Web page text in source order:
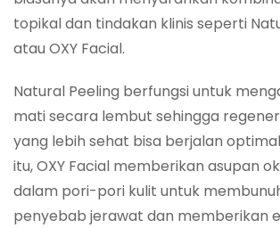
topikal dan tindakan klinis seperti
atau OXY Facial.
Natural Peeling berfungsi untuk
mati secara lembut sehingga
yang lebih sehat bisa berjalan
itu, OXY Facial memberikan asupan
dalam pori-pori kulit untuk
penyebab jerawat dan memberikan